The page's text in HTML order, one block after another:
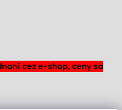
cez e-shop, ceny sa